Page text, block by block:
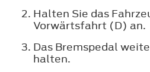
Halten Sie das
Vorwärtsfahrt (D) an.
Das Bremspedal
halten.